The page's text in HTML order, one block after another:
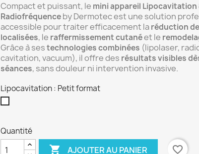
Compact et puissant, le mini appareil Lipocavitation
Radiofréquenceby Dermotec est une solution
accessible pour traiter efficacement laréduction
localisées, le raffermissement cutanéet le
Grâce à sestechnologies combinées (lipolaser,
cavitation, vacuum), il offre des résultats visibles
séances, sans douleur ni intervention invasive.
Lipocavitation : Petit format
Quantité
 AJOUTER AU PANIER favorite_border